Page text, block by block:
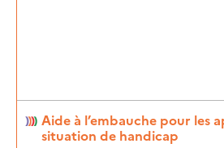
Aide à l’embauche pour les
situation de handicap